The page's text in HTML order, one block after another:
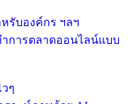
รับองค์กร ฯลฯ
ๆ